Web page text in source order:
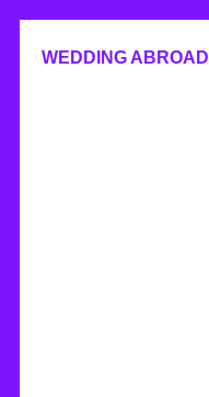
WEDDING ABROAD